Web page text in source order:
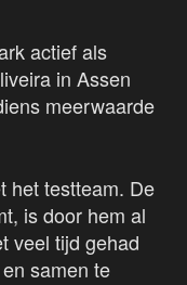
actief als
in Assen
meerwaarde
het testteam. De
is door hem al
veel tijd gehad
samen te